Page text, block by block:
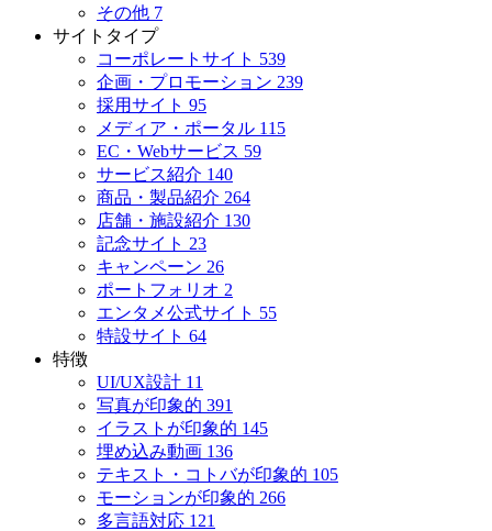
その他 7
サイトタイプ
コーポレートサイト 539
企画・プロモーション 239
採用サイト 95
メディア・ポータル 115
EC・Webサービス 59
サービス紹介 140
商品・製品紹介 264
店舗・施設紹介 130
記念サイト 23
キャンペーン 26
ポートフォリオ 2
エンタメ公式サイト 55
特設サイト 64
特徴
UI/UX設計 11
写真が印象的 391
イラストが印象的 145
埋め込み動画 136
テキスト・コトバが印象的 105
モーションが印象的 266
多言語対応 121